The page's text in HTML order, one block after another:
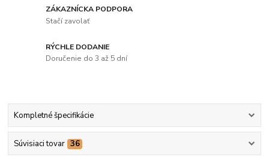
ZÁKAZNÍCKA PODPORA
Stačí zavolať
RÝCHLE DODANIE
Doručenie do 3 až 5 dní
Kompletné špecifikácie
Súvisiaci tovar 36